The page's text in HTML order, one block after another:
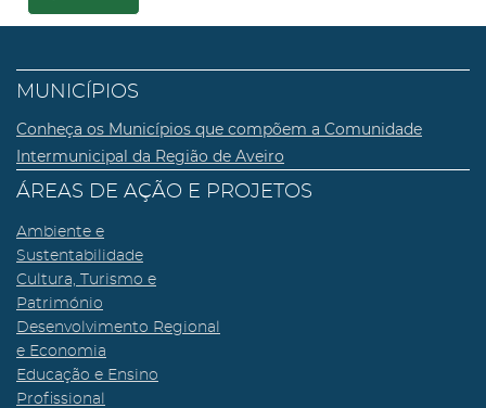
MUNICÍPIOS
Conheça os Municípios que compõem a Comunidade
Intermunicipal da Região de Aveiro
ÁREAS DE AÇÃO E PROJETOS
Ambiente e
Sustentabilidade
Cultura, Turismo e
Património
Desenvolvimento Regional
e Economia
Educação e Ensino
Profissional